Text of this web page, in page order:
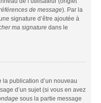
de message). Par la
signature d’être ajoutée à
ma signature dans le
la publication d’un nouveau
d’un sujet (si vous en avez
sous la partie message